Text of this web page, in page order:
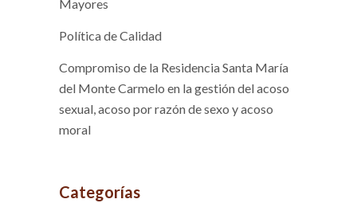
Mayores
Política de Calidad
Compromiso de la Residencia Santa María
del Monte Carmelo en la gestión del acoso
sexual, acoso por razón de sexo y acoso
moral
Categorías